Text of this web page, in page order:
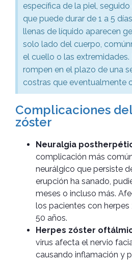
específica de la piel,
que puede durar de 1 a 5
llenas de líquido aparecen
solo lado del cuerpo,
el cuello o las
rompen en el plazo de una
costras que eventualmente
Complicaciones
zóster
Neuralgia
complicación más
neurálgico que persiste
erupción ha sanado,
meses o incluso más.
los pacientes con
50 años.
Herpes zóster
virus afecta el nervio
causando inflamación y